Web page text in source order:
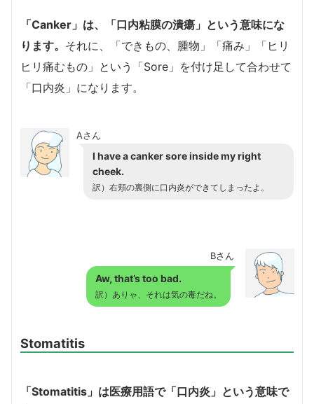
「Canker」は、「口内粘膜の潰瘍」という意味にな
ります。 それに、「できもの、腫物」「痛み」「ヒリ
ヒリ痛むもの」という「Sore」を付け足して合わせて
「口内炎」になります。
Aさん
I have a canker sore inside my right
cheek.
訳）右頬の裏側に口内炎ができてしまったよ。
Bさん
Aw, that’s too bad.
訳）ありゃ、それは気の毒だね。
Stomatitis
「Stomatitis」は医療用語で「口内炎」という意味で